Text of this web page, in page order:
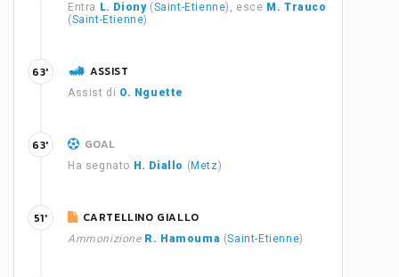
Entra L. Diony(Saint-Etienne), esce M. Trauco
(Saint-Etienne)
ASSIST
Assist di O. Nguette
63'
GOAL
Ha segnato H. Diallo ( Metz)
63'
CARTELLINO GIALLO
Ammonizione R. Hamouma (Saint-Etienne)
51'